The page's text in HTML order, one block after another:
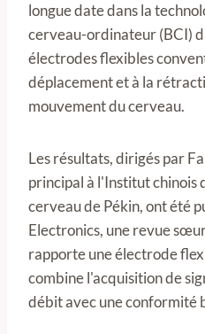
longue date dans la
cerveau-ordinateur (BCI)
électrodes flexibles
déplacement et à la
mouvement du cerveau.
Les résultats, dirigés par
principal à l'Institut chinois
cerveau de Pékin, ont été
Electronics, une revue
rapporte une électrode
combine l'acquisition de
débit avec une conformité